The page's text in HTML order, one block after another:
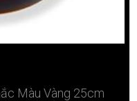
Màu Vàng 25cm